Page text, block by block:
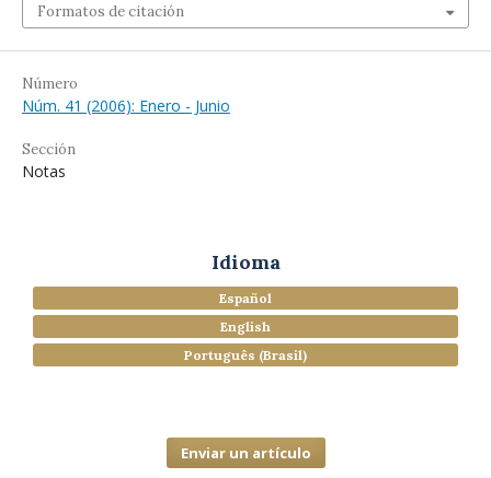
Formatos de citación
Número
Núm. 41 (2006): Enero - Junio
Sección
Notas
Idioma
Español
English
Português (Brasil)
Enviar un artículo